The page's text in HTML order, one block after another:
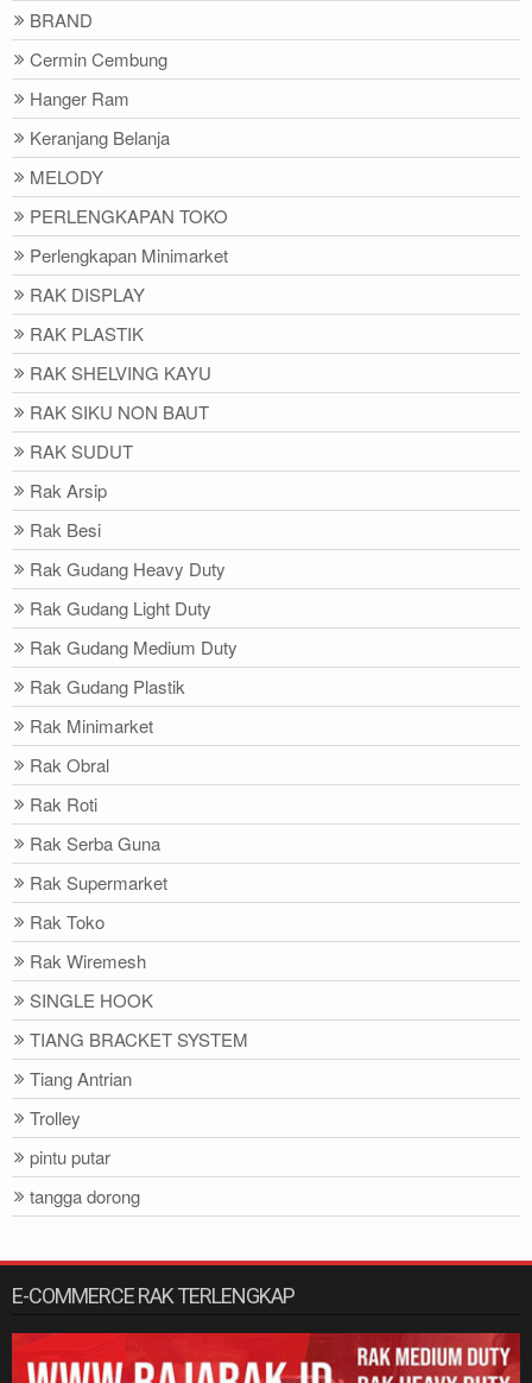
BRAND
Cermin Cembung
Hanger Ram
Keranjang Belanja
MELODY
PERLENGKAPAN TOKO
Perlengkapan Minimarket
RAK DISPLAY
RAK PLASTIK
RAK SHELVING KAYU
RAK SIKU NON BAUT
RAK SUDUT
Rak Arsip
Rak Besi
Rak Gudang Heavy Duty
Rak Gudang Light Duty
Rak Gudang Medium Duty
Rak Gudang Plastik
Rak Minimarket
Rak Obral
Rak Roti
Rak Serba Guna
Rak Supermarket
Rak Toko
Rak Wiremesh
SINGLE HOOK
TIANG BRACKET SYSTEM
Tiang Antrian
Trolley
pintu putar
tangga dorong
E-COMMERCE RAK TERLENGKAP